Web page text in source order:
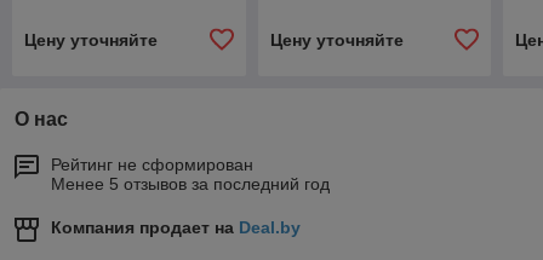
Цену уточняйте
Цену уточняйте
О нас
Рейтинг не сформирован
Менее 5 отзывов за последний год
Компания продает на Deal.by